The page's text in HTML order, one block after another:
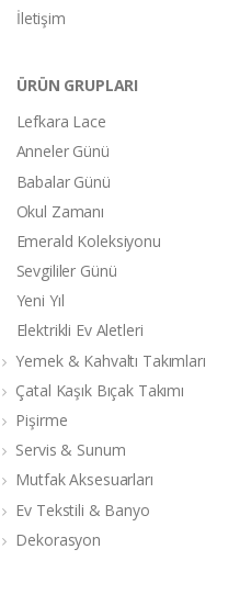
İletişim
ÜRÜN GRUPLARI
Lefkara Lace
Anneler Günü
Babalar Günü
Okul Zamanı
Emerald Koleksiyonu
Sevgililer Günü
Yeni Yıl
Elektrikli Ev Aletleri
Yemek & Kahvaltı Takımları
Çatal Kaşık Bıçak Takımı
Pişirme
Servis & Sunum
Mutfak Aksesuarları
Ev Tekstili & Banyo
Dekorasyon